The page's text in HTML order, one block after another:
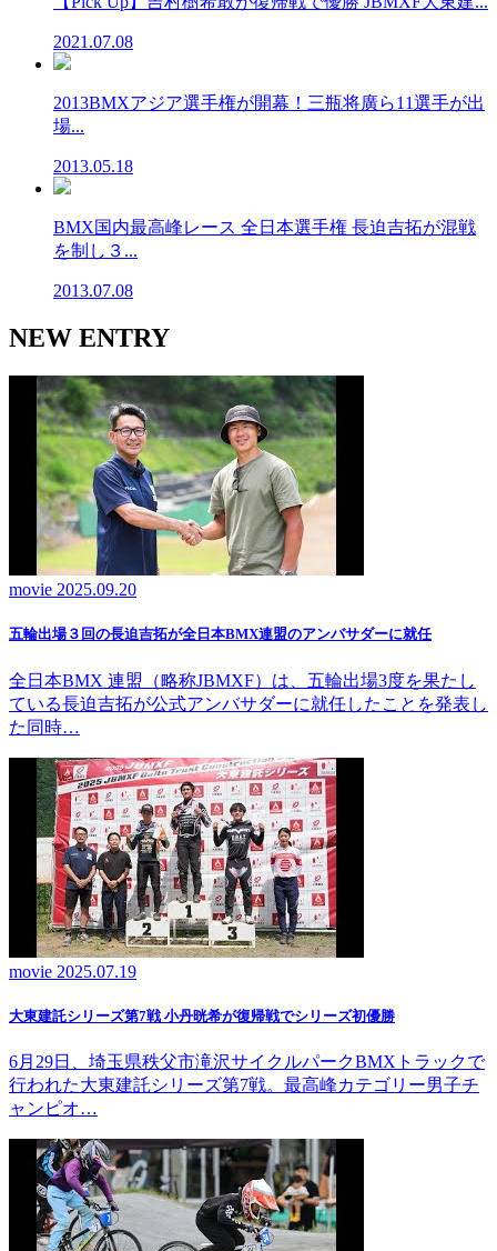
2021.07.08
2013BMXアジア選手権が開幕！三瓶将廣ら11選手が出
場...
2013.05.18
BMX国内最高峰レース 全日本選手権 長迫吉拓が混戦
を制し３...
2013.07.08
NEW ENTRY
movie 2025.09.20
五輪出場３回の長迫吉拓が全日本BMX連盟のアンバサダーに就任
全日本BMX 連盟（略称JBMXF）は、五輪出場3度を果たし
ている長迫吉拓が公式アンバサダーに就任したことを発表し
た同時…
movie 2025.07.19
大東建託シリーズ第7戦 ⼩丹晄希が復帰戦でシリーズ初優勝
6月29日、埼玉県秩父市滝沢サイクルパークBMXトラックで
行われた大東建託シリーズ第7戦。最高峰カテゴリー男子チ
ャンピオ…